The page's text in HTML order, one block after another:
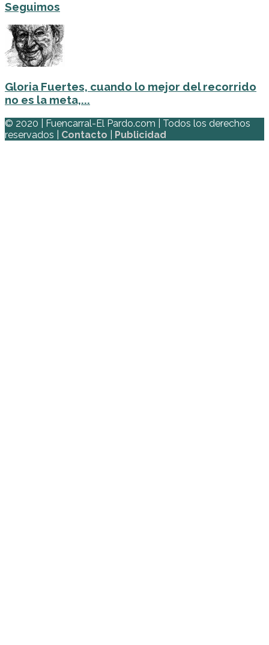
Seguimos
Gloria Fuertes, cuando lo mejor del recorrido
no es la meta,...
© 2020 | Fuencarral-El Pardo.com | Todos los derechos
reservados | Contacto Publicidad